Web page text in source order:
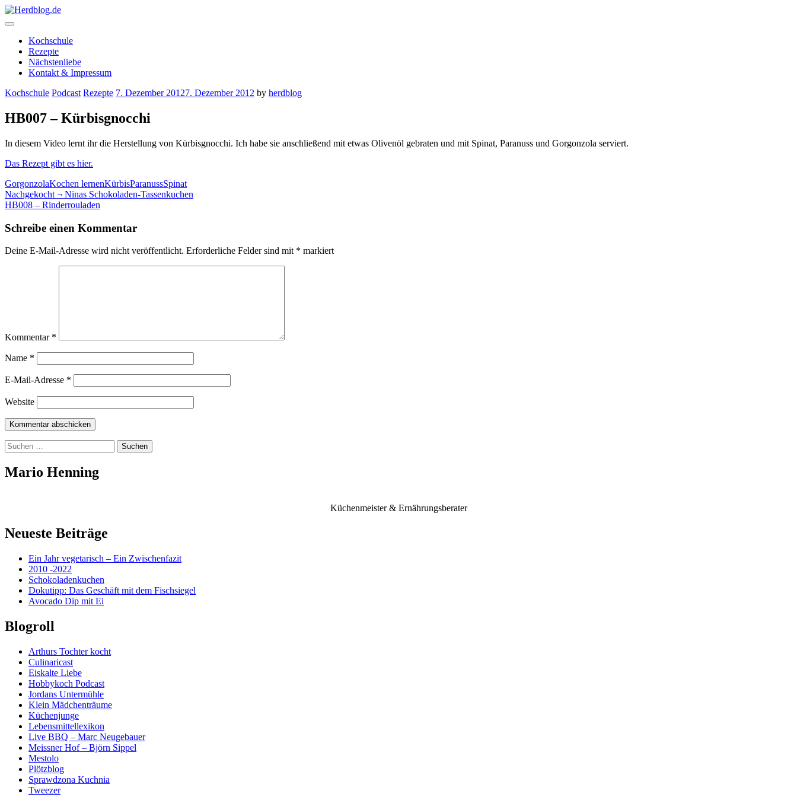
Skip
to
Herdblog.de
Kochschule
Rezepte
Nächstenliebe
Kontakt & Impressum
Kochschule Podcast Rezepte 7. Dezember 20127. Dezember 2012 by herdblog
HB007 – Kürbisgnocchi
In diesem Video lernt ihr die Herstellung von Kürbisgnocchi. Ich habe sie anschließend mit etwas Olivenöl gebraten und mit Spinat, Paranuss und Gorgonzola serviert.
Das Rezept gibt es hier.
GorgonzolaKochen lernenKürbisParanussSpinat
Beitragsnavigation
Nachgekocht ¬ Ninas Schokoladen-Tassenkuchen
HB008 – Rinderrouladen
Schreibe einen Kommentar
Deine E-Mail-Adresse wird nicht veröffentlicht. Erforderliche Felder sind mit * markiert
Kommentar *
Name *
E-Mail-Adresse *
Website
Suchen
nach:
Mario Henning
Küchenmeister & Ernährungsberater
Neueste Beiträge
Ein Jahr vegetarisch – Ein Zwischenfazit
2010 -2022
Schokoladenkuchen
Dokutipp: Das Geschäft mit dem Fischsiegel
Avocado Dip mit Ei
Blogroll
Arthurs Tochter kocht
Culinaricast
Eiskalte Liebe
Hobbykoch Podcast
Jordans Untermühle
Klein Mädchenträume
Küchenjunge
Lebensmittellexikon
Live BBQ – Marc Neugebauer
Meissner Hof – Björn Sippel
Mestolo
Plötzblog
Sprawdzona Kuchnia
Tweezer